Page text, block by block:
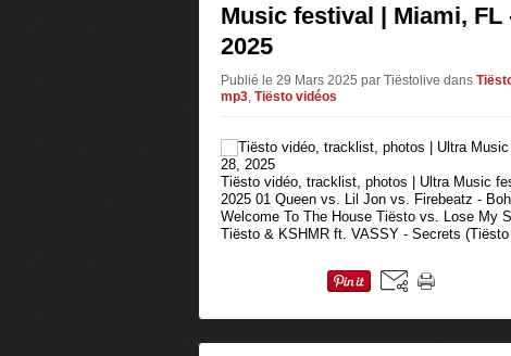
Music festival | Miami, FL
2025
Publié le 29 Mars 2025 par Tiëstolive dans
mp3 Tiësto vidéos
Tiësto vidéo, tracklist, photos | Ultra Music
2025 01 Queen vs. Lil Jon vs. Firebeatz -
Welcome To The House Tiësto vs. Lose My
Tiësto & KSHMR ft. VASSY - Secrets (Tiësto